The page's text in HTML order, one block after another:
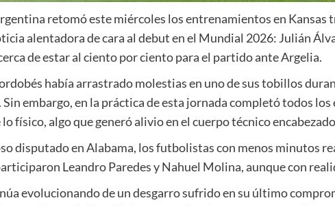
retomó este miércoles los entrenamientos en Kansas
alentadora de cara al debut en el Mundial 2026: Julián
de estar al ciento por ciento para el partido ante Argelia.
había arrastrado molestias en uno de sus tobillos
embargo, en la práctica de esta jornada completó todos
lo físico, algo que generó alivio en el cuerpo técnico
disputado en Alabama, los futbolistas con menos minutos
Leandro Paredes y Nahuel Molina, aunque con
evolucionando de un desgarro sufrido en su último